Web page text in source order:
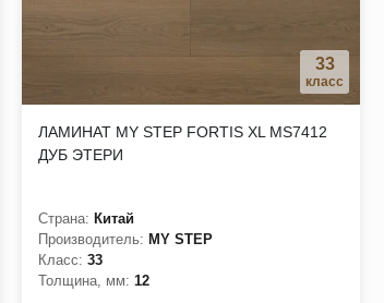
33
класс
ЛАМИНАТ MY STEP FORTIS XL MS7412
ДУБ ЭТЕРИ
Страна: Китай
Производитель: MY STEP
Класс: 33
Толщина, мм: 12